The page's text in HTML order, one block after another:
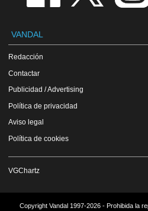
VANDAL
Redacción
Contactar
Publicidad / Advertising
Política de privacidad
Aviso legal
Política de cookies
VGChartz
Copyright Vandal 1997-2026 - Prohibida la